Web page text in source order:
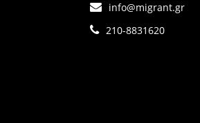
info@migrant.gr
210-8831620